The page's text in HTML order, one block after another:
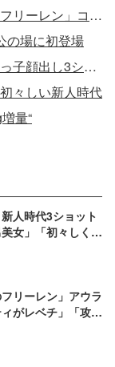
【写真】日テレ河出奈都美アナ「葬送のフリーレン」コスプレが可愛すぎると話題
の場に初登場
【写真】日テレ岩田絵里奈アナ、美人姪っ子顔出し3ショット
々しい新人時代
量“
人時代3ショット
女」「初々しくて
リーレン」アウラ
がレベチ」「攻め